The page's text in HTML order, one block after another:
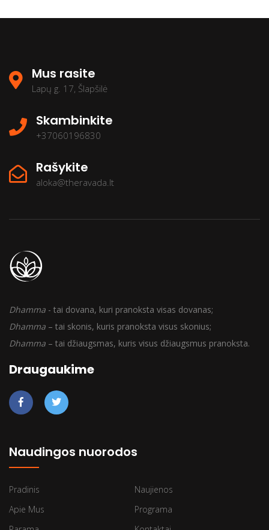
Mus rasite
Lapų g. 17, Šlapšilė
Skambinkite
+37060196830
Rašykite
aloka@theravada.lt
Dhamma - tai dovana, kuri pranoksta visas dovanas;
Dhamma – tai skonis, kuris pranoksta visus skonius;
Dhamma – tai džiaugsmas, kuris visus džiaugsmus pranoksta.
Draugaukime
Naudingos nuorodos
Pradinis
Naujienos
Apie Mus
Programa